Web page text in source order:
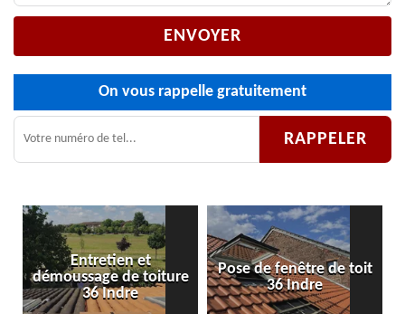
On vous rappelle gratuitement
Entretien et
démoussage de toiture
36 Indre
Pose de fenêtre de toit
36 Indre